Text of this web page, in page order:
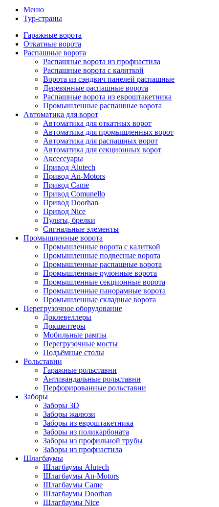
Меню
Тур-страны
Гаражные ворота
Откатные ворота
Распашные ворота
Распашные ворота из профнастила
Распашные ворота с калиткой
Ворота из сэндвич панелей распашные
Деревянные распашные ворота
Распашные ворота из евроштакетника
Промышленные распашные ворота
Автоматика для ворот
Автоматика для откатных ворот
Автоматика для промышленных ворот
Автоматика для распашных ворот
Автоматика для секционных ворот
Аксессуары
Привод Alutech
Привод An-Motors
Привод Came
Привод Comunello
Привод Doorhan
Привод Nice
Пульты, брелки
Сигнальные элементы
Промышленные ворота
Промышленные ворота с калиткой
Промышленные подвесные ворота
Промышленные распашные ворота
Промышленные рулонные ворота
Промышленные секционные ворота
Промышленные панорамные ворота
Промышленные складные ворота
Перегрузочное оборудование
Доклевеллеры
Докшелтеры
Мобильные рампы
Перегрузочные мосты
Подъёмные столы
Рольставни
Гаражные рольставни
Антивандальные рольставни
Перфорированные рольставни
Заборы
Заборы 3D
Заборы жалюзи
Заборы из евроштакетника
Заборы из поликарбоната
Заборы из профильной трубы
Заборы из профнастила
Шлагбаумы
Шлагбаумы Alutech
Шлагбаумы An-Motors
Шлагбаумы Came
Шлагбаумы Doorhan
Шлагбаумы Nice